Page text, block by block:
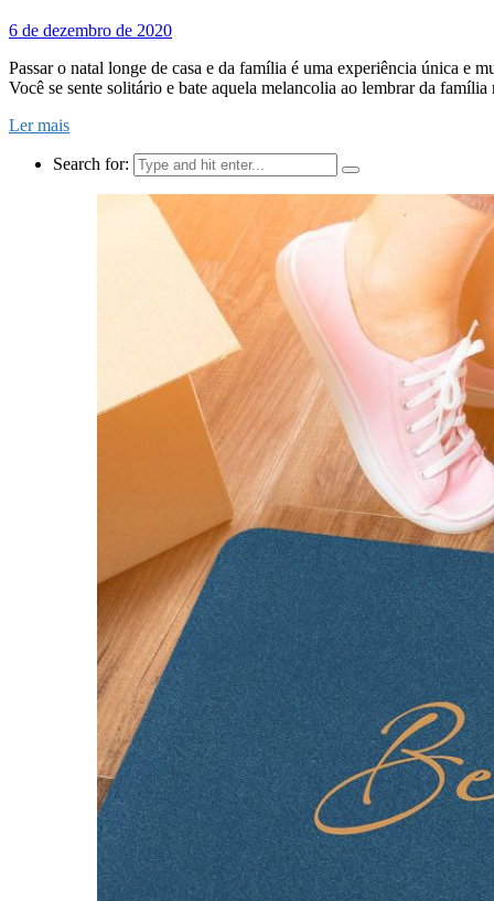
6 de dezembro de 2020
Passar o natal longe de casa e da família é uma experiência única e
Você se sente solitário e bate aquela melancolia ao lembrar da
Ler mais
Search for: